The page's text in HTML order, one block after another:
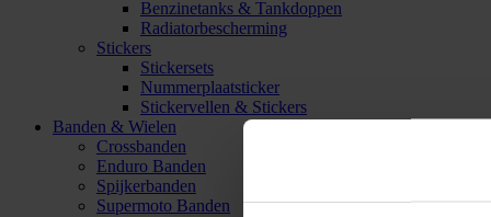
Benzinetanks & Tankdoppen
Radiatorbescherming
Stickers
Stickersets
Nummerplaatsticker
Stickervellen & Stickers
Banden & Wielen
Crossbanden
Enduro Banden
Spijkerbanden
Supermoto Banden